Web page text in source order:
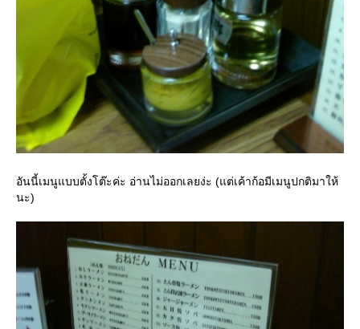
อันนี้เมนูแบบตั้งโต๊ะค่ะ อ่านไม่ออกเลยง่ะ (แต่เค้าก้อมีเมนูปกติมาให้
นะ)